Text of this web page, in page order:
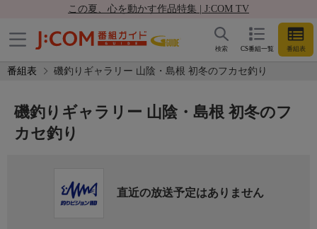
この夏、心を動かす作品特集 | J:COM TV
CS番組一覧 番組表
検索
番組表 磯釣りギャラリー 山陰・島根 初冬のフカセ釣り
磯釣りギャラリー 山陰・島根 初冬のフ
カセ釣り
直近の放送予定はありません